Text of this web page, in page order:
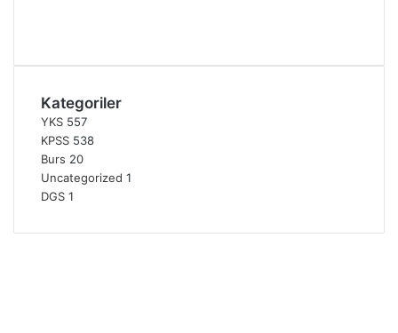
Kategoriler
YKS 557
KPSS 538
Burs 20
Uncategorized 1
DGS 1